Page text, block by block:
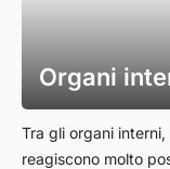
Organi
Tra gli organi
reagiscono molto